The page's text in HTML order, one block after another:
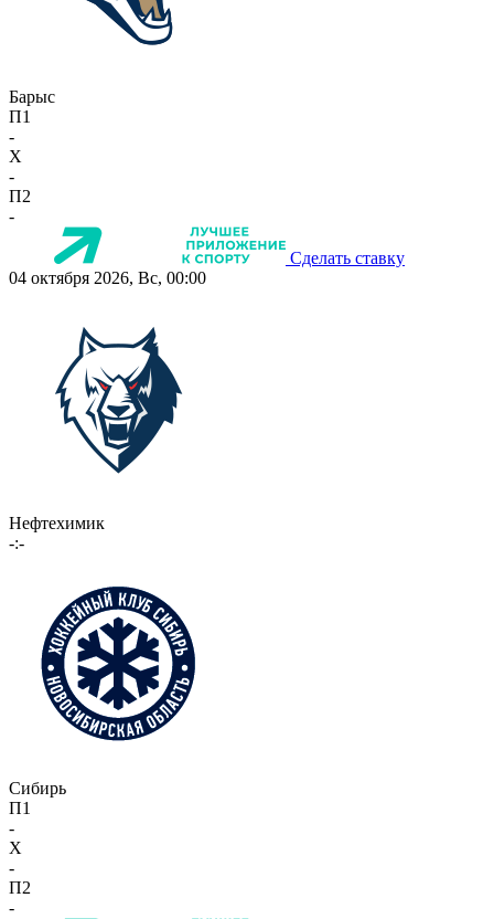
Барыс
П1
-
X
-
П2
-
Сделать ставку
04 октября 2026, Вс, 00:00
Нефтехимик
-:-
Сибирь
П1
-
X
-
П2
-